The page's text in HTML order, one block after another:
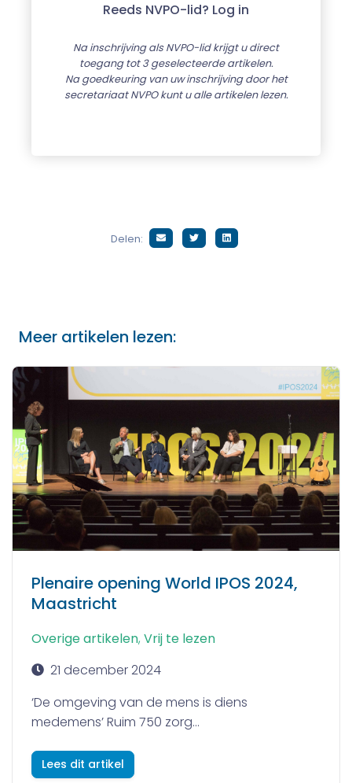
Reeds NVPO-lid? Log in
Na inschrijving als NVPO-lid krijgt u direct
toegang tot 3 geselecteerde artikelen.
Na goedkeuring van uw inschrijving door het
secretariaat NVPO kunt u alle artikelen lezen.
Delen:
Meer artikelen lezen:
Plenaire opening World IPOS 2024,
Maastricht
Overige artikelen, Vrij te lezen
21 december 2024
‘De omgeving van de mens is diens
medemens’ Ruim 750 zorg...
Lees dit artikel